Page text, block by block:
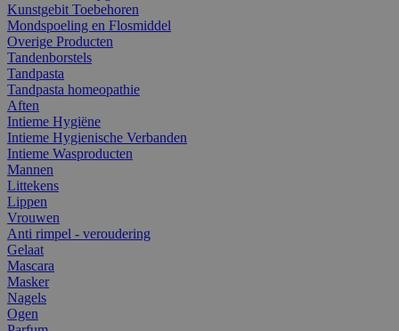
Kunstgebit Toebehoren
Mondspoeling en Flosmiddel
Overige Producten
Tandenborstels
Tandpasta
Tandpasta homeopathie
Aften
Intieme Hygiëne
Intieme Hygienische Verbanden
Intieme Wasproducten
Mannen
Littekens
Lippen
Vrouwen
Anti rimpel - veroudering
Gelaat
Mascara
Masker
Nagels
Ogen